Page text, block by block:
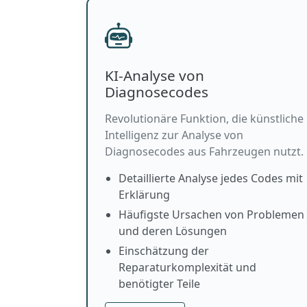
KI-Analyse von
Diagnosecodes
Revolutionäre Funktion, die künstliche
Intelligenz zur Analyse von
Diagnosecodes aus Fahrzeugen nutzt.
Detaillierte Analyse jedes Codes mit
Erklärung
Häufigste Ursachen von Problemen
und deren Lösungen
Einschätzung der
Reparaturkomplexität und
benötigter Teile